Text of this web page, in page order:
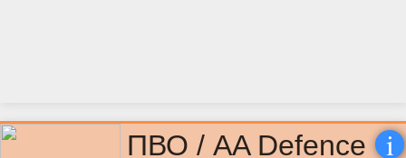
ПВО / AA Defence i